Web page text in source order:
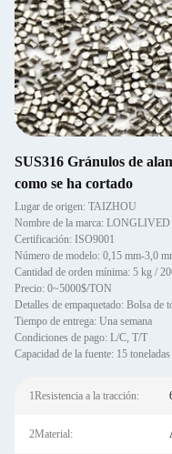
SUS316 Gránulos de
como se ha cortado
Lugar de origen: TAIZHOU
Nombre de la marca: LONGLIVED
Certificación: ISO9001
Número de modelo: 0,15 mm-3,0
Cantidad de orden mínima: 5 kg /
Precio: 0~5000$/TON
Tiempo de entrega: Una semana
Condiciones de pago: L/C, T/T
Capacidad de la fuente: 15
1Resistencia a la tracción:
2Material: